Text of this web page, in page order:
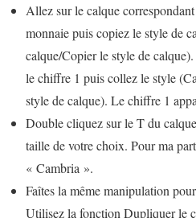
Allez sur le calque
monnaie puiscopiez le style de
calque/Copier le style de
le chiffre 1 puis collez le style
style de calque). Le chiffre 1
Double cliquez sur le T du
taille de votre choix. Pour ma
« Cambria ».
Faîtes la même manipulation
Utilisez la fonction Dupliquer le